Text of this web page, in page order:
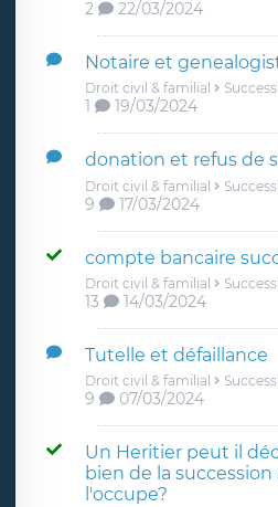
2 22/03/2024
Notaire et
Droit civil & familial
1 19/03/2024
donation et refus de
Droit civil & familial
9 17/03/2024
compte bancaire
Droit civil & familial
13 14/03/2024
Tutelle et défaillance
Droit civil & familial
9 07/03/2024
Un Heritier peut il
bien de la
l'occupe?